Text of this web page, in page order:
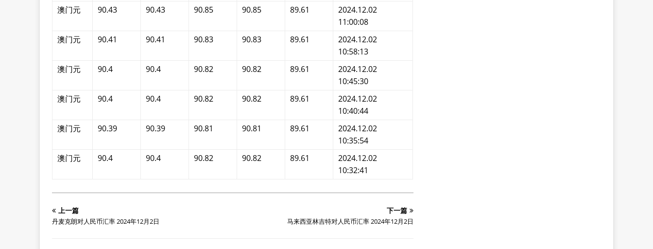
澳门元
90.43 90.43 90.85 90.85 89.61
2024.12.02
11:00:08
澳门元
90.41 90.41 90.83 90.83 89.61
2024.12.02
10:58:13
澳门元
90.4 90.4 90.82 90.82 89.61
2024.12.02
10:45:30
澳门元
90.4 90.4 90.82 90.82 89.61
2024.12.02
10:40:44
澳门元
90.39 90.39 90.81 90.81 89.61
2024.12.02
10:35:54
澳门元
90.4 90.4 90.82 90.82 89.61
2024.12.02
10:32:41
上一篇
丹麦克朗对人民币汇率 2024年12月2日
下一篇
马来西亚林吉特对人民币汇率 2024年12月2日